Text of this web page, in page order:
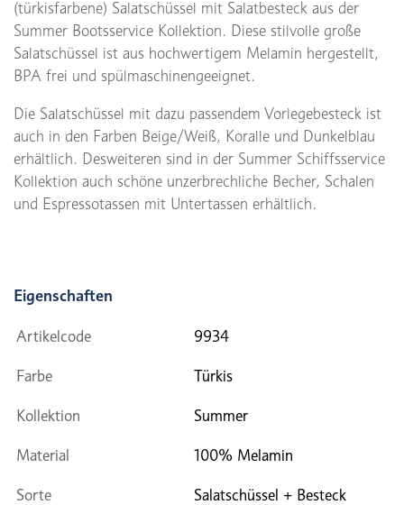
(türkisfarbene) Salatschüssel mit Salatbesteck aus der
Summer Bootsservice Kollektion. Diese stilvolle große
Salatschüssel ist aus hochwertigem Melamin hergestellt,
BPA frei und spülmaschinengeeignet.
Die Salatschüssel mit dazu passendem Vorlegebesteck ist
auch in den Farben Beige/Weiß, Koralle und Dunkelblau
erhältlich. Desweiteren sind in der Summer Schiffsservice
Kollektion auch schöne unzerbrechliche Becher, Schalen
und Espressotassen mit Untertassen erhältlich.
Eigenschaften
Artikelcode 9934
Farbe Türkis
Kollektion Summer
Material 100% Melamin
Sorte Salatschüssel + Besteck